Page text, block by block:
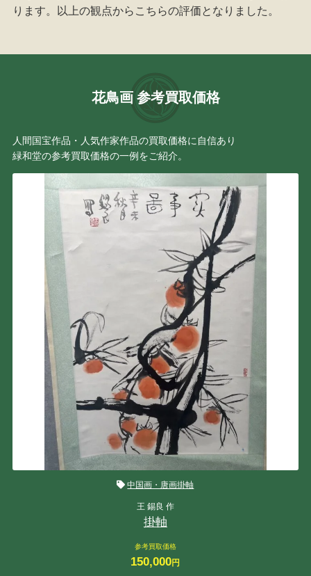
ります。以上の観点からこちらの評価となりました。
花鳥画 参考買取価格
人間国宝作品・人気作家作品の買取価格に自信あり
緑和堂の参考買取価格の一例をご紹介。
中国画・唐画掛軸
王 錫良 作
掛軸
参考買取価格
150,000円